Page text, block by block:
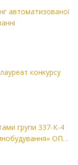
автоматизованої
конкурсу
групи 337-К-4
ОПП